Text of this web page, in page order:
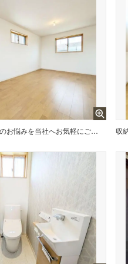
多様化する住まいのお悩みを当社へお気軽にご相談下さい 収